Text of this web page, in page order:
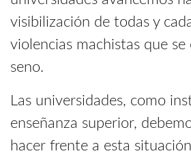
visibilización de todas y
violencias machistas que se
seno.
Las universidades, como
enseñanza superior,
hacer frente a esta